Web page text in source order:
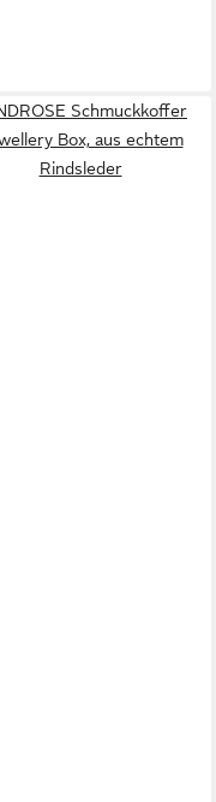
Schmuckkoffer
Box, aus echtem
Rindsleder